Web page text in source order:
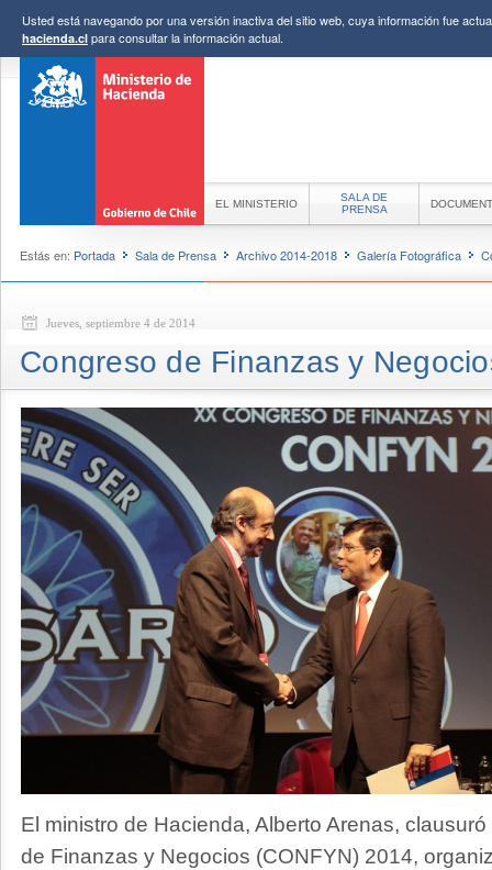
Usted está navegando por una versión inactiva del sitio web, cuya información fue
hacienda.cl para consultar la información actual.
EL MINISTERIO
SALA DE
PRENSA
Estás en: Portada Sala de Prensa Archivo 2014-2018 Galería Fotográfica
Jueves, septiembre 4 de 2014
Congreso de Finanzas y
El ministro de Hacienda, Alberto Arenas,
de Finanzas y Negocios (CONFYN) 2014,